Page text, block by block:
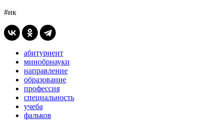
#ик
абитуриент
минобрнауки
направление
образование
профессия
специальность
учеба
фальков